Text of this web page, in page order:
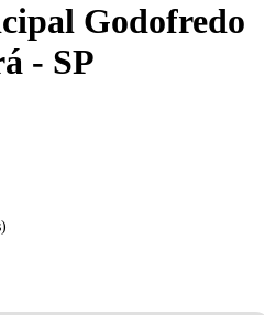
Godofredo
- SP